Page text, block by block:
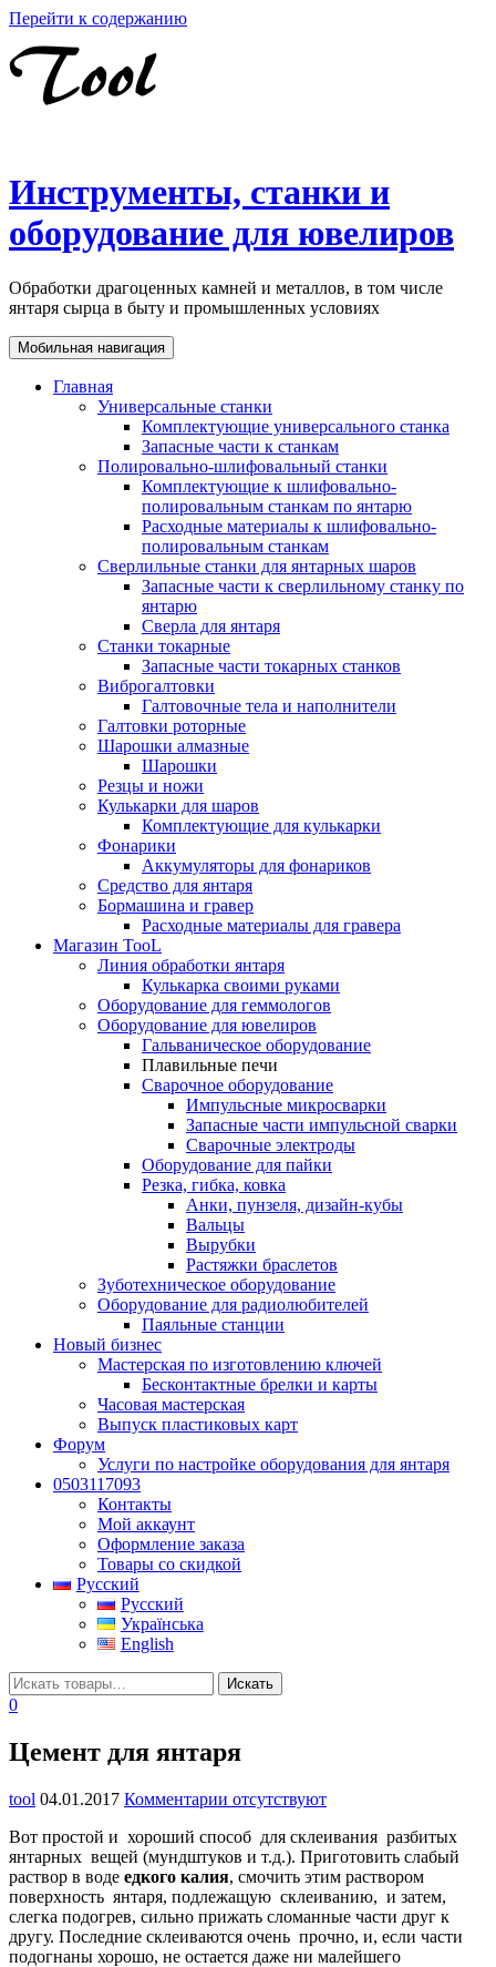
Перейти к содержанию
Инструменты, станки и
оборудование для ювелиров
Обработки драгоценных камней и металлов, в том числе
янтаря сырца в быту и промышленных условиях
Мобильная навигация
Главная
Универсальные станки
Комплектующие универсального станка
Запасные части к станкам
Полировально-шлифовальный станки
Комплектующие к шлифовально-
полировальным станкам по янтарю
Расходные материалы к шлифовально-
полировальным станкам
Сверлильные станки для янтарных шаров
Запасные части к сверлильному станку по
янтарю
Сверла для янтаря
Станки токарные
Запасные части токарных станков
Виброгалтовки
Галтовочные тела и наполнители
Галтовки роторные
Шарошки алмазные
Шарошки
Резцы и ножи
Кулькарки для шаров
Комплектующие для кулькарки
Фонарики
Аккумуляторы для фонариков
Средство для янтаря
Бормашина и гравер
Расходные материалы для гравера
Магазин TooL
Линия обработки янтаря
Кулькарка своими руками
Оборудование для геммологов
Оборудование для ювелиров
Гальваническое оборудование
Плавильные печи
Сварочное оборудование
Импульсные микросварки
Запасные части импульсной сварки
Сварочные электроды
Оборудование для пайки
Резка, гибка, ковка
Анки, пунзеля, дизайн-кубы
Вальцы
Вырубки
Растяжки браслетов
Зуботехническое оборудование
Оборудование для радиолюбителей
Паяльные станции
Новый бизнес
Мастерская по изготовлению ключей
Бесконтактные брелки и карты
Часовая мастерская
Выпуск пластиковых карт
Форум
Услуги по настройке оборудования для янтаря
0503117093
Контакты
Мой аккаунт
Оформление заказа
Товары со скидкой
Русский
Русский
Українська
English
0
Цемент для янтаря
tool 04.01.2017 Комментарии отсутствуют
Вот простой и хороший способ для склеивания разбитых
янтарных вещей (мундштуков и т.д.). Приготовить слабый
раствор в воде едкого калия, смочить этим раствором
поверхность янтаря, подлежащую склеиванию, и затем,
слегка подогрев, сильно прижать сломанные части друг к
другу. Последние склеиваются очень прочно, и, если части
подогнаны хорошо, не остается даже ни малейшего